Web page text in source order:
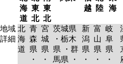
海
道
東
北
東
北
越 陸
海
地域
詳細
北
海
道
青
森
県
・
宮
城
県
・
茨城県
・栃木
県 ・群
馬県 ・
新
潟
県
・
富
山
県
・
岐
阜
県
・